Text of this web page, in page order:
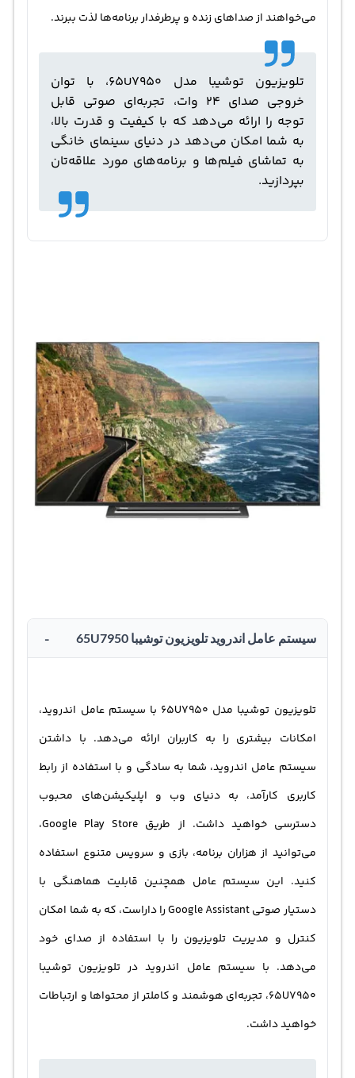
می‌خواهند از صداهای زنده و پرطرفدار برنامه‌ها لذت ببرند.
تلویزیون توشیبا مدل 65U7950، با توان
خروجی صدای 24 وات، تجربه‌ای صوتی قابل
توجه را ارائه می‌دهد که با کیفیت و قدرت بالا،
به شما امکان می‌دهد در دنیای سینمای خانگی
به تماشای فیلم‌ها و برنامه‌های مورد علاقه‌تان
بپردازید.
سیستم عامل اندروید تلویزیون توشیبا 65U7950 -
تلویزیون توشیبا مدل 65U7950 با سیستم عامل اندروید،
امکانات بیشتری را به کاربران ارائه می‌دهد. با داشتن
سیستم عامل اندروید، شما به سادگی و با استفاده از رابط
کاربری کارآمد، به دنیای وب و اپلیکیشن‌های محبوب
دسترسی خواهید داشت. از طریق Google Play Store،
می‌توانید از هزاران برنامه، بازی و سرویس متنوع استفاده
کنید. این سیستم عامل همچنین قابلیت هماهنگی با
دستیار صوتی Google Assistant را داراست، که به شما امکان
کنترل و مدیریت تلویزیون را با استفاده از صدای خود
می‌دهد. با سیستم عامل اندروید در تلویزیون توشیبا
65U7950، تجربه‌ای هوشمند و کاملتر از محتواها و ارتباطات
خواهید داشت.